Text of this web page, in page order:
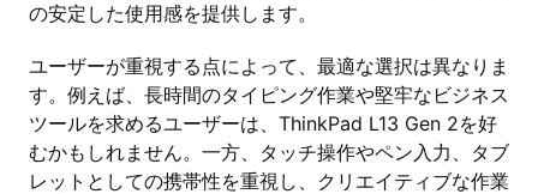
の安定した使用感を提供します。
ユーザーが重視する点によって、最適な選択は異なりま
す。例えば、長時間のタイピング作業や堅牢なビジネス
ツールを求めるユーザーは、ThinkPad L13 Gen 2を好
むかもしれません。一方、タッチ操作やペン入力、タブ
レットとしての携帯性を重視し、クリエイティブな作業